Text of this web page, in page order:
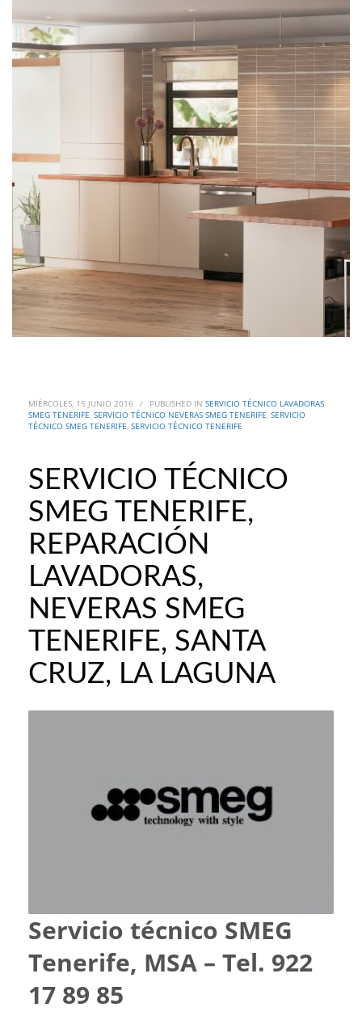
MIÉRCOLES, 15 JUNIO 2016 / PUBLISHED IN SERVICIO TÉCNICO LAVADORAS
SMEG TENERIFE, SERVICIO TÉCNICO NEVERAS SMEG TENERIFE, SERVICIO
TÉCNICO SMEG TENERIFE, SERVICIO TÉCNICO TENERIFE
SERVICIO TÉCNICO
SMEG TENERIFE,
REPARACIÓN
LAVADORAS,
NEVERAS SMEG
TENERIFE, SANTA
CRUZ, LA LAGUNA
Servicio técnico SMEG
Tenerife, MSA – Tel. 922
17 89 85